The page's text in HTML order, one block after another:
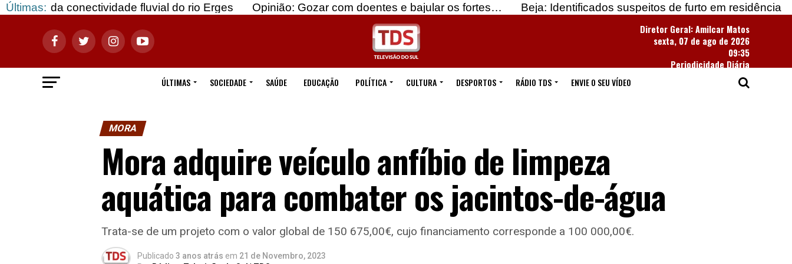
Últimas: fluvial do rio Erges Opinião: Gozar com doentes e bajular os fortes… Beja: Identificados suspeitos de furto em residência
Diretor Geral: Amilcar Matos
sexta, 07 de ago de 2026
09:35
Periodicidade Diária
ÚLTIMAS
SOCIEDADE SAÚDE EDUCAÇÃO POLÍTICA CULTURA DESPORTOS RÁDIO TDS ENVIE O SEU VÍDEO
MORA
Mora adquire veículo anfíbio de limpeza
aquática para combater os jacintos-de-água
Trata-se de um projeto com o valor global de 150 675,00€, cujo financiamento corresponde a 100 000,00€.
Publicado 3 anos atrás em 21 de Novembro, 2023